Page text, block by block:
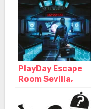
PlayDay Escape
Room Sevilla,